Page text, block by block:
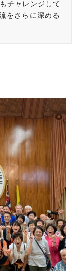
チャレンジして
をさらに深める